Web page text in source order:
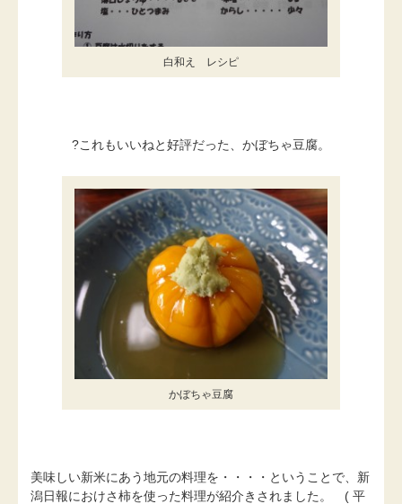
白和え レシピ
?これもいいねと好評だった、かぼちゃ豆腐。
かぼちゃ豆腐
美味しい新米にあう地元の料理を・・・・ということで、新
潟日報におけさ柿を使った料理が紹介きされました。 ( 平